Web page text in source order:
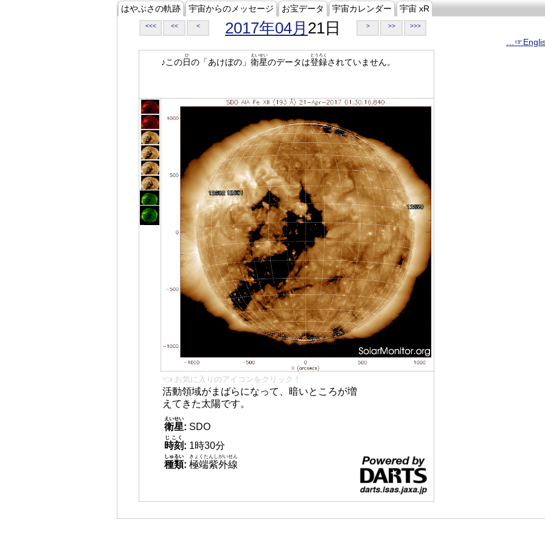
はやぶさの軌跡 宇宙からのメッセージ お宝データ 宇宙カレンダー 宇宙 xR
<<< << < 2017年04月 21日 > >> >>>
♪この日
ひ
の「あけぼの」 衛星
えいせい
のデータは登録
とうろく
されていません。
👈 お気に入りのアイコンをクリック！
活動領域がまばらになって、暗いところが増
えてきた太陽です。
衛星
えいせい
: SDO
時刻
じこく
: 1時30分
種類
しゅるい
: 極端紫外線
きょくたんしがいせん